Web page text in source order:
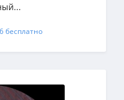
бесплатно